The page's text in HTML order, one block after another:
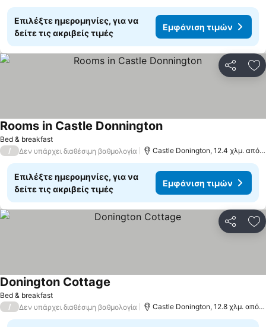
Επιλέξτε ημερομηνίες, για να
δείτε τις ακριβείς τιμές
Εμφάνιση τιμών
Bed & breakfast
Rooms in Castle DonningtonΕμφάνιση τιμών
/ Δεν υπάρχει διαθέσιμη βαθμολογία Castle Donington, 12.4 χλμ. από:
Επιλέξτε ημερομηνίες, για να
δείτε τις ακριβείς τιμές
Εμφάνιση τιμών
Bed & breakfast
Donington Cottage
/ Δεν υπάρχει διαθέσιμη βαθμολογία Castle Donington, 12.8 χλμ. από: